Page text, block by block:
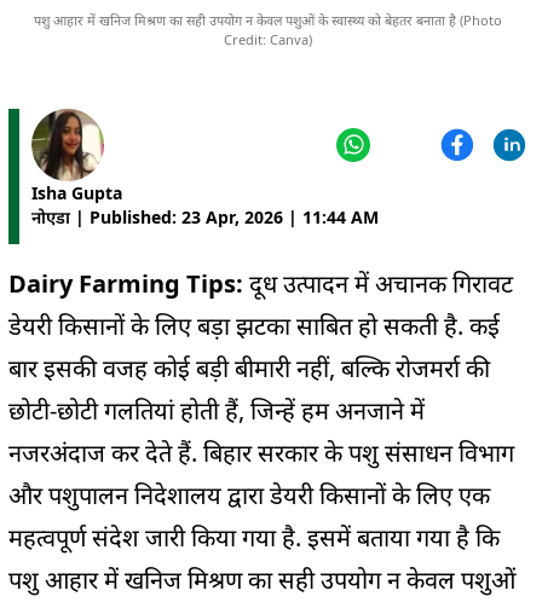
पशु आहार में खनिज मिश्रण का सही उपयोग न केवल पशुओं के स्वास्थ्य को बेहतर बनाता है (Photo
Credit: Canva)
Isha Gupta
नोएडा | Published: 23 Apr, 2026 | 11:44 AM
Dairy Farming Tips: दूध उत्पादन में अचानक गिरावट
डेयरी किसानों के लिए बड़ा झटका साबित हो सकती है. कई
बार इसकी वजह कोई बड़ी बीमारी नहीं, बल्कि रोजमर्रा की
छोटी-छोटी गलतियां होती हैं, जिन्हें हम अनजाने में
नजरअंदाज कर देते हैं. बिहार सरकार के पशु संसाधन विभाग
और पशुपालन निदेशालय द्वारा डेयरी किसानों के लिए एक
महत्वपूर्ण संदेश जारी किया गया है. इसमें बताया गया है कि
पशु आहार में खनिज मिश्रण का सही उपयोग न केवल पशुओं